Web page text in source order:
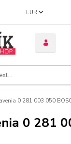
EUR
0 281 003 050
0 281